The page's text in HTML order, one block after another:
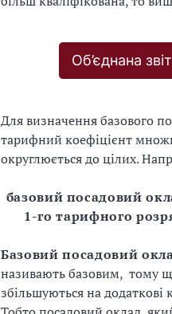
Об’єднана
Для визначення базового
тарифний коефіцієнт
округлюється до цілих.
базовий посадовий
1-го тарифного
Базовий посадовий
називають базовим, тому
збільшуються на